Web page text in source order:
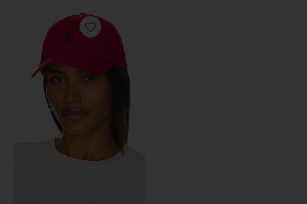
Favorite ШЛЯПА